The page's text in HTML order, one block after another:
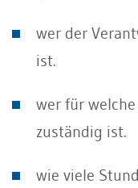
wer der
ist.
wer für
zuständig ist.
wie viele